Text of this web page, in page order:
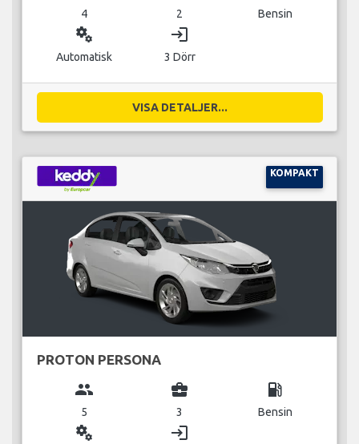
4 2 Bensin
miscellaneous_services
Automatisk
login
3 Dörr
VISA DETALJER...
KOMPAKT
PROTON PERSONA
group
5
business_center
3
local_gas_station
Bensin
miscellaneous_services login